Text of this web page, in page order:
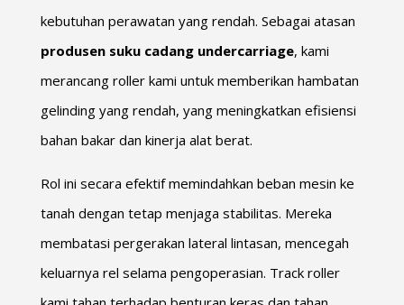
kebutuhan perawatan yang rendah. Sebagai atasan
produsen suku cadang undercarriage, kami
merancang roller kami untuk memberikan hambatan
gelinding yang rendah, yang meningkatkan efisiensi
bahan bakar dan kinerja alat berat.
Rol ini secara efektif memindahkan beban mesin ke
tanah dengan tetap menjaga stabilitas. Mereka
membatasi pergerakan lateral lintasan, mencegah
keluarnya rel selama pengoperasian. Track roller